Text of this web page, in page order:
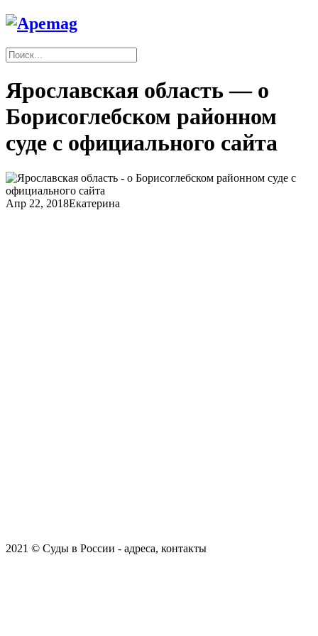
Ярославская область — о
Борисоглебском районном
суде с официального сайта
Апр 22, 2018Екатерина
2021 © Суды в России - адреса, контакты